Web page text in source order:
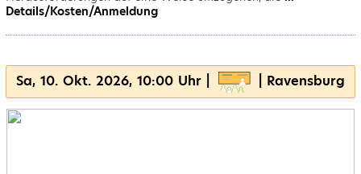
Details/Kosten/Anmeldung
Sa, 10. Okt. 2026, 10:00 Uhr | | Ravensburg